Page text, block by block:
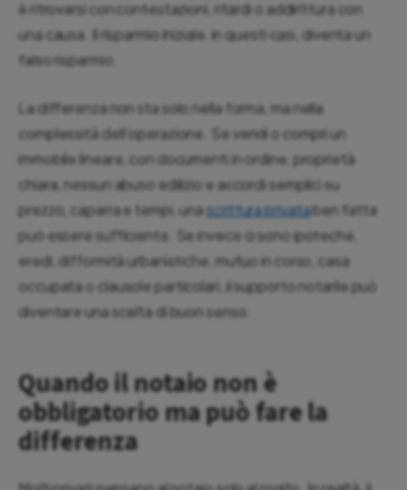
è ritrovarsi con contestazioni, ritardi o addirittura con
una causa. Il risparmio iniziale, in questi casi, diventa un
falso risparmio.
La differenza non sta solo nella forma, ma nella
complessità dell’operazione. Se vendi o compri un
immobile lineare, con documenti in ordine, proprietà
chiara, nessun abuso edilizio e accordi semplici su
prezzo, caparra e tempi, unascrittura privataben fatta
può essere sufficiente. Se invece ci sono ipoteche,
eredi, difformità urbanistiche, mutuo in corso, casa
occupata o clausole particolari, il supporto notarile può
diventare una scelta di buon senso.
Quando il notaio non è
obbligatorio ma può fare la
differenza